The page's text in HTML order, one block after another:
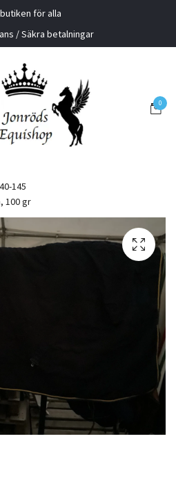
för alla
/ Säkra betalningar
0
145
100 gr